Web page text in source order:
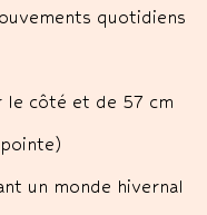
quotidiens
le côté et de 57 cm
un monde hivernal